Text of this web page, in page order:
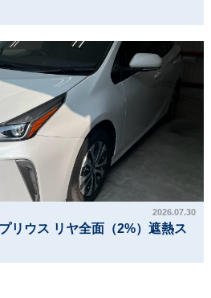
2026.07.30
リウス リヤ全面（2%）遮熱ス